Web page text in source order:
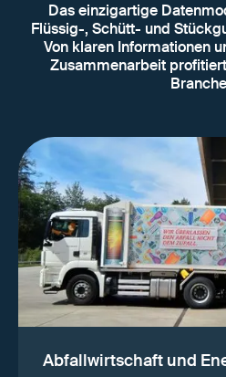
Das einzigartige
Flüssig-, Schütt- und
Von klaren Informationen
Zusammenarbeit
Abfallwirtschaft und